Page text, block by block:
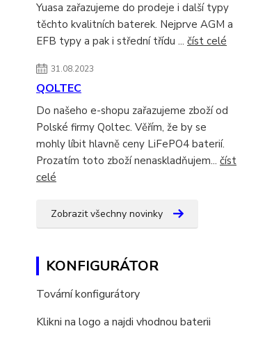
Yuasa zařazujeme do prodeje i další typy
těchto kvalitních baterek. Nejprve AGM a
EFB typy a pak i střední třídu ... číst celé
31.08.2023
QOLTEC
Do našeho e-shopu zařazujeme zboží od
Polské firmy Qoltec. Věřím, že by se
mohly líbit hlavně ceny LiFePO4 baterií.
Prozatím toto zboží nenaskladňujem... číst
celé
Zobrazit všechny novinky
KONFIGURÁTOR
Tovární konfigurátory
Klikni na logo a najdi vhodnou baterii